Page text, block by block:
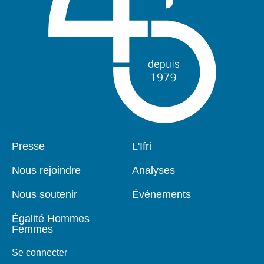
Pied
Presse
Nous rejoindre
Nous soutenir
Égalité Hommes
Femmes
Se connecter
Navigation
L'Ifri
Analyses
Événements